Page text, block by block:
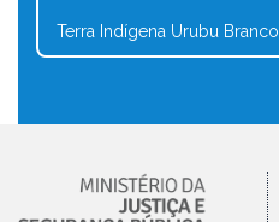
Terra Indígena Urubu Branco